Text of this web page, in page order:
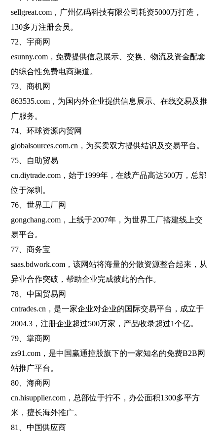
sellgreat.com，广州亿码科技有限公司耗资5000万打造，
130多万注册会员。
72、宇商网
esunny.com，免费提供信息展示、交换、物流及资金配套
的综合性免费电商渠道。
73、商机网
863535.com，为国内外企业提供信息展示、在线交易及推
广服务。
74、环球资源内贸网
globalsources.com.cn，为买卖双方提供结识及交易平台。
75、自助贸易
cn.diytrade.com，始于1999年，在线产品高达500万，总部
位于深圳。
76、世界工厂网
gongchang.com，上线于2007年，为世界工厂搭建线上交
易平台。
77、商务宝
saas.bdwork.com，该网站将海量的分散资源整合起来，从
异业合作突破，帮助企业完成彼此的合作。
78、中国贸易网
cntrades.cn，是一家企业对企业的国际交易平台，成立于
2004.3，注册企业超过500万家，产品收录超过1个亿。
79、掌商网
zs91.com，是中国赢通控股旗下的一家知名的免费B2B网
站推广平台。
80、海商网
cn.hisupplier.com，总部位于拧不，办公面积1300多平方
米，擅长海外推广。
81、中国供应商